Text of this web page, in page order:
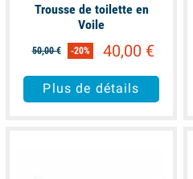
Trousse de toilette en
Voile
50,00 € -20% 40,00 €
Plus de détails